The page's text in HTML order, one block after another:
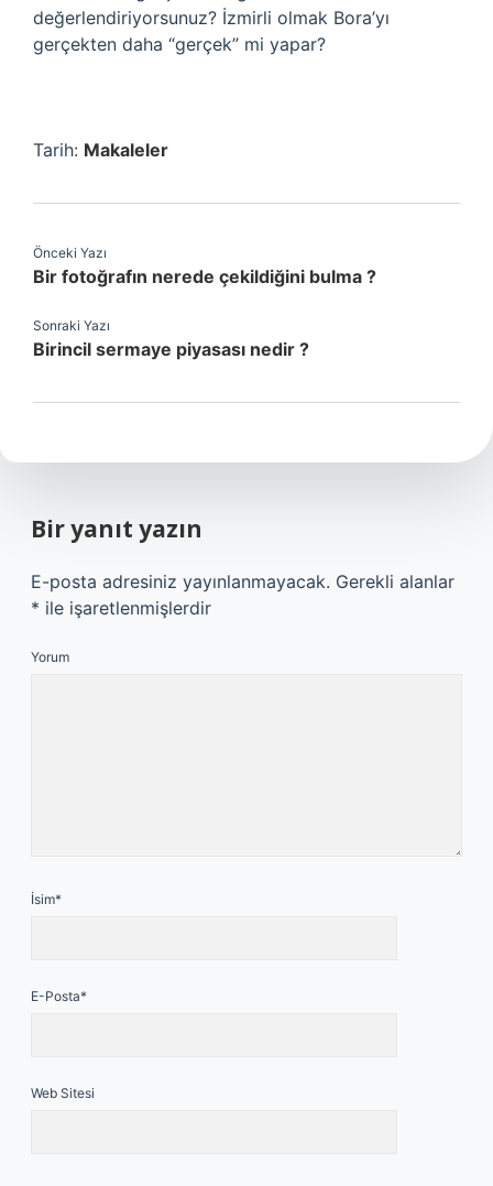
değerlendiriyorsunuz? İzmirli olmak Bora’yı
gerçekten daha “gerçek” mi yapar?
Tarih: Makaleler
Önceki Yazı
Bir fotoğrafın nerede çekildiğini bulma ?
Sonraki Yazı
Birincil sermaye piyasası nedir ?
Bir yanıt yazın
E-posta adresiniz yayınlanmayacak. Gerekli alanlar
* ile işaretlenmişlerdir
Yorum
İsim*
E-Posta*
Web Sitesi